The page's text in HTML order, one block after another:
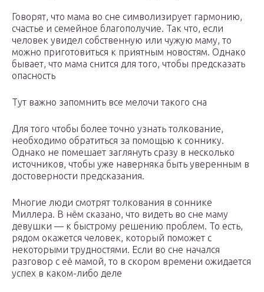
Говорят, что мама во сне символизирует гармонию,
счастье и семейное благополучие. Так что, если
человек увидел собственную или чужую маму, то
можно приготовиться к приятным новостям. Однако
бывает, что мама снится для того, чтобы предсказать
опасность
Тут важно запомнить все мелочи такого сна
Для того чтобы более точно узнать толкование,
необходимо обратиться за помощью к соннику.
Однако не помешает заглянуть сразу в несколько
источников, чтобы уже наверняка быть уверенным в
достоверности предсказания.
Многие люди смотрят толкования в соннике
Миллера. В нём сказано, что видеть во сне маму
девушки — к быстрому решению проблем. То есть,
рядом окажется человек, который поможет с
некоторыми трудностями. Если во сне начался
разговор с её мамой, то в скором времени ожидается
успех в каком-либо деле